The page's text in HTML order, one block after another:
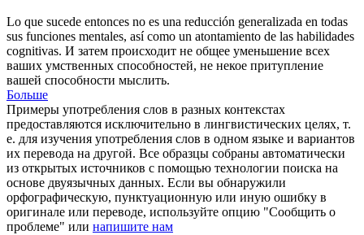
Lo que sucede entonces no es una reducción generalizada en todas
sus funciones mentales, así como un atontamiento de las habilidades
cognitivas. И затем происходит не общее уменьшение всех
ваших умственных способностей, не некое притупление
вашей способности мыслить.
Больше
Примеры употребления слов в разных контекстах
предоставляются исключительно в лингвистических целях, т.
е. для изучения употребления слов в одном языке и вариантов
их перевода на другой. Все образцы собраны автоматически
из открытых источников с помощью технологии поиска на
основе двуязычных данных. Если вы обнаружили
орфографическую, пунктуационную или иную ошибку в
оригинале или переводе, используйте опцию "Сообщить о
проблеме" или напишите нам